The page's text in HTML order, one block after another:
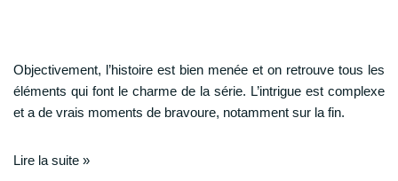
Objectivement, l’histoire est bien menée et on retrouve tous les
éléments qui font le charme de la série. L’intrigue est complexe
et a de vrais moments de bravoure, notamment sur la fin.
Lire la suite »